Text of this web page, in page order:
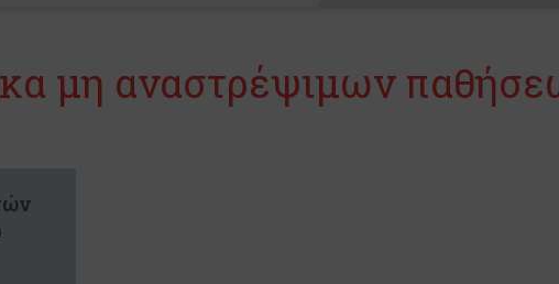
μη αναστρέψιμων